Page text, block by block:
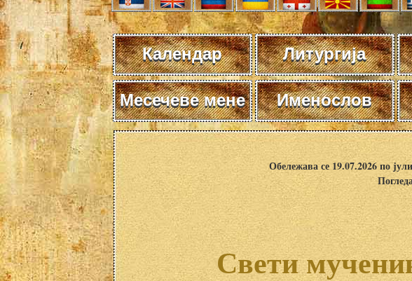
Календар Литургија
Месечеве мене Именослов
Обележава се 19.07.2026 по
Свети